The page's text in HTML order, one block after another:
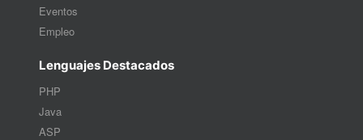
Eventos
Empleo
Lenguajes Destacados
PHP
Java
ASP